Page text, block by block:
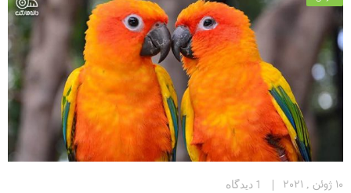
10 ژوئن , 2021 1 دیدگاه